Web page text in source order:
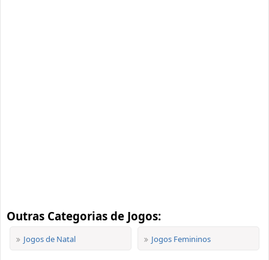
Outras Categorias de Jogos:
Jogos de Natal Jogos Femininos